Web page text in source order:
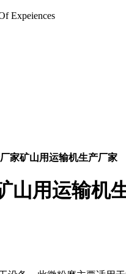
Expeiences
家矿山用运输机生产厂家
山用运输机